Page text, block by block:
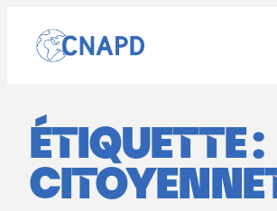
contenu
ÉTIQUETTE :